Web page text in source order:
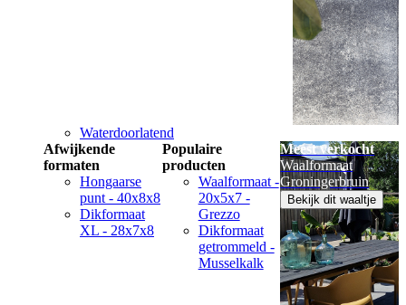
Waterdoorlatend
Afwijkende
formaten
Hongaarse
punt - 40x8x8
Dikformaat
XL - 28x7x8
Populaire
producten
Waalformaat -
20x5x7 -
Grezzo
Dikformaat
getrommeld -
Musselkalk
Meest verkocht
Waalformaat
Groningerbruin
Bekijk dit waaltje